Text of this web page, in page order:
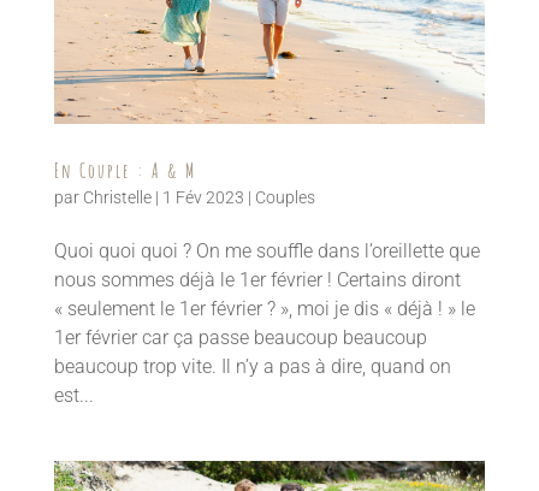
En Couple : A & M
par Christelle| 1 Fév 2023 | Couples
Quoi quoi quoi ? On me souffle dans l’oreillette que
nous sommes déjà le 1er février ! Certains diront
« seulement le 1er février ? », moi je dis « déjà ! » le
1er février car ça passe beaucoup beaucoup
beaucoup trop vite. Il n’y a pas à dire, quand on
est...